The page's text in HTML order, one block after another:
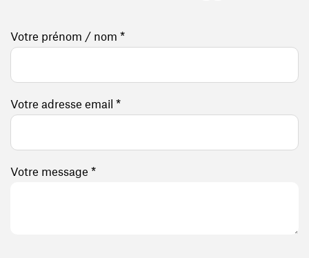
Votre prénom / nom *
Votre adresse email *
Votre message *